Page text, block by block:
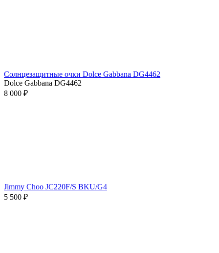
Солнцезащитные очки Dolce Gabbana DG4462
Dolce Gabbana DG4462
8 000 ₽
Jimmy Choo JC220F/S BKU/G4
5 500 ₽